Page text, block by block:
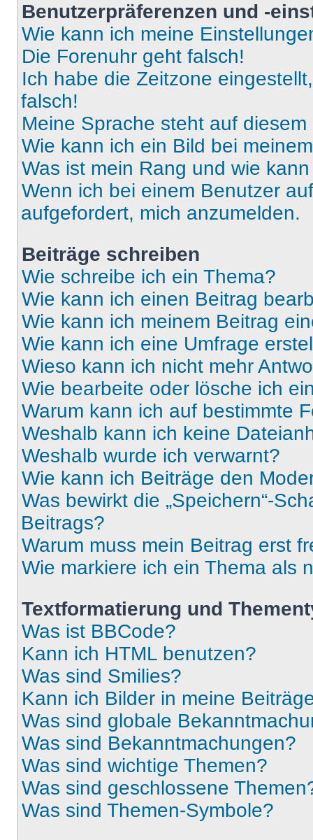
Benutzerpräferenzen und -
Wie kann ich meine
Die Forenuhr geht falsch!
Ich habe die Zeitzone
falsch!
Meine Sprache steht auf
Wie kann ich ein Bild bei
Was ist mein Rang und wie
Wenn ich bei einem Benutzer
aufgefordert, mich anzumelden.
Beiträge schreiben
Wie schreibe ich ein Thema?
Wie kann ich einen Beitrag
Wie kann ich meinem Beitrag
Wie kann ich eine Umfrage
Wieso kann ich nicht mehr
Wie bearbeite oder lösche ich
Warum kann ich auf bestimmte
Weshalb kann ich keine
Weshalb wurde ich verwarnt?
Wie kann ich Beiträge den
Was bewirkt die „Speichern“-
Beitrags?
Warum muss mein Beitrag erst
Wie markiere ich ein Thema als
Textformatierung und
Was ist BBCode?
Kann ich HTML benutzen?
Was sind Smilies?
Kann ich Bilder in meine
Was sind globale
Was sind Bekanntmachungen?
Was sind wichtige Themen?
Was sind geschlossene
Was sind Themen-Symbole?